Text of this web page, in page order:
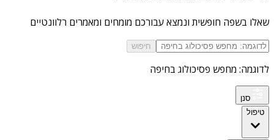
שאלו בשפה חופשית ונמצא עבורכם מומחים ומאמרים רלוונטיים
חיפוש
לדוגמה: מחפש פסיכולוג בחיפה
סנן
טיפול